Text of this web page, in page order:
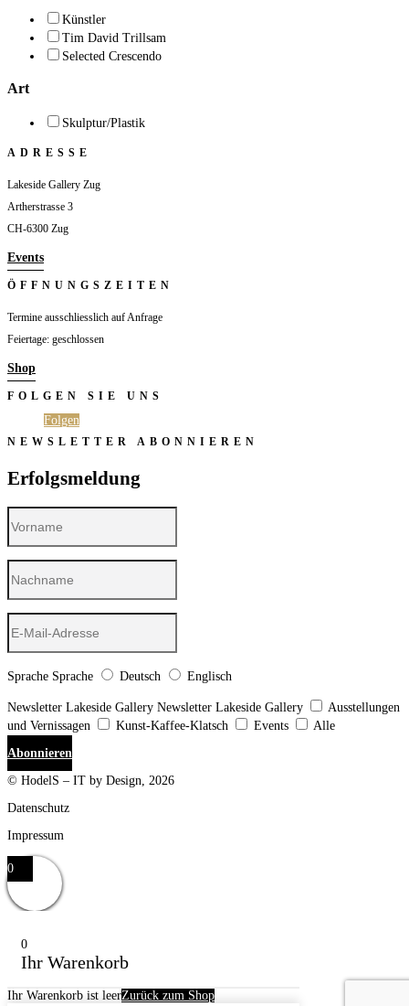
Künstler
Tim David Trillsam
Selected Crescendo
Art
Skulptur/Plastik
ADRESSE
Lakeside Gallery Zug
Artherstrasse 3
CH-6300 Zug
Events
ÖFFNUNGSZEITEN
Termine ausschliesslich auf Anfrage
Feiertage: geschlossen
Shop
FOLGEN SIE UNS
Folgen
NEWSLETTER ABONNIEREN
Erfolgsmeldung
Sprache Sprache Deutsch Englisch
Newsletter Lakeside Gallery Newsletter Lakeside Gallery
Ausstellungen
und Vernissagen
Kunst-Kaffee-Klatsch Events
Alle
Abonnieren
© HodelS – IT by Design, 2026
Datenschutz
Impressum
0
0
Ihr Warenkorb
Ihr Warenkorb ist leerZurück zum Shop